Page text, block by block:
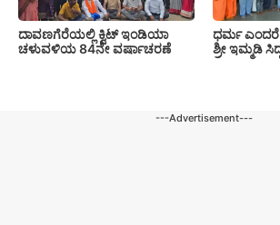
ದಾವಣಗೆರೆಯಲ್ಲಿ ಕ್ವಿಟ್ ಇಂಡಿಯಾ
ಚಳುವಳಿಯ 84ನೇ ವರ್ಷಾಚರಣೆ
ಧರ್ಮ ಎಂದರೆ
ಶ್ರೀ ಇಮ್ಮಡಿ
---Advertisement---